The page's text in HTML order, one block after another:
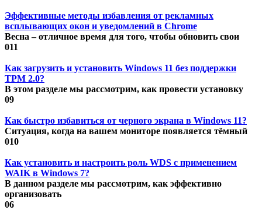
Эффективные методы избавления от рекламных
всплывающих окон и уведомлений в Chrome
Весна – отличное время для того, чтобы обновить свои
011
Как загрузить и установить Windows 11 без поддержки
TPM 2.0?
В этом разделе мы рассмотрим, как провести установку
09
Как быстро избавиться от черного экрана в Windows 11?
Ситуация, когда на вашем мониторе появляется тёмный
010
Как установить и настроить роль WDS с применением
WAIK в Windows 7?
В данном разделе мы рассмотрим, как эффективно
организовать
06